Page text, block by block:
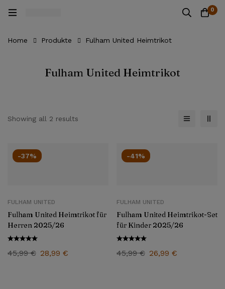
0
Home Produkte Fulham United Heimtrikot
Fulham United Heimtrikot
Showing all 2 results
-37%
FULHAM UNITED
Fulham United Heimtrikot für
Herren 2025/26
45,99€ 28,99 €
-41%
FULHAM UNITED
Fulham United Heimtrikot-Set
für Kinder 2025/26
45,99€ 26,99 €